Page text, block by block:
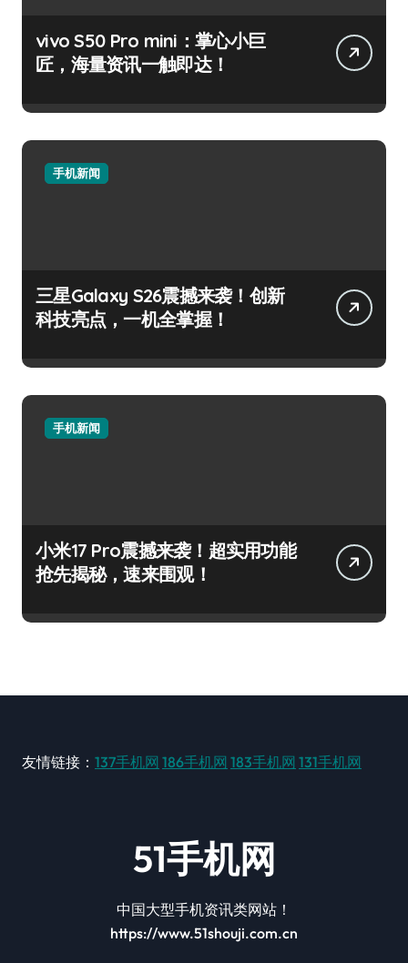
vivo S50 Pro mini：掌心小巨
匠，海量资讯一触即达！
手机新闻
三星Galaxy S26震撼来袭！创新
科技亮点，一机全掌握！
手机新闻
小米17 Pro震撼来袭！超实用功能
抢先揭秘，速来围观！
友情链接： 137手机网 186手机网 183手机网 131手机网
51手机网
中国大型手机资讯类网站！
https://www.51shouji.com.cn